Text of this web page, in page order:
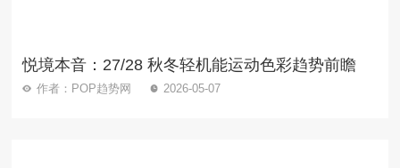
悦境本音：27/28 秋冬轻机能运动色彩趋势前瞻
作者：POP趋势网 2026-05-07